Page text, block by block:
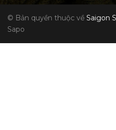
© Bản quyền thuộc về Saigon
Sapo